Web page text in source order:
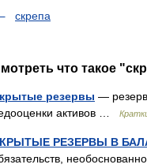
скрепа
что такое
резервы —
активов …
РЕЗЕРВЫ В